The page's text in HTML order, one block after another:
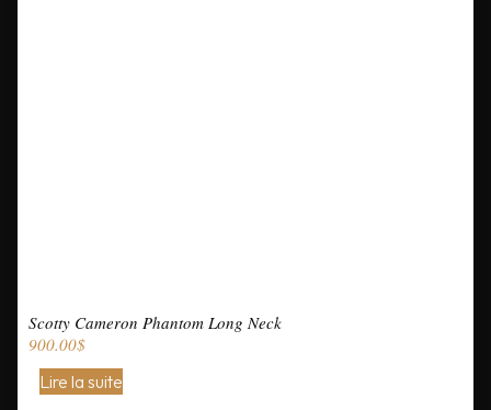
Scotty Cameron Phantom Long Neck
900.00$
Lire la suite